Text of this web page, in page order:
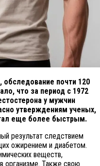
почти 120
что за период с 1972
у мужчин
утверждениям ученых,
еще более быстрым.
результат следствием
ожирением и диабетом.
веществ,
организме. Также свою